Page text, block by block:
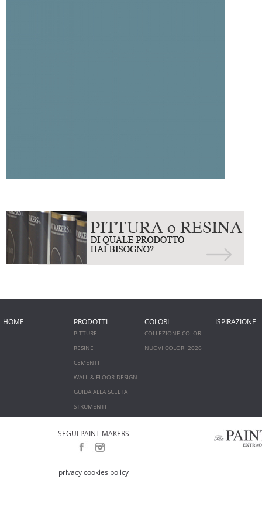
HOME PRODOTTI
PITTURE
RESINE
CEMENTI
WALL & FLOOR DESIGN
GUIDA ALLA SCELTA
STRUMENTI
COLORI
COLLEZIONE COLORI
NUOVI COLORI 2026
ISPIRAZIONE
SEGUI PAINT MAKERS
privacy cookies policy